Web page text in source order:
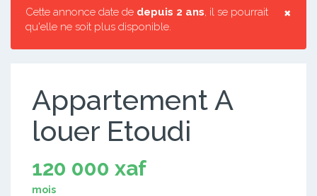
×
Cette annonce date de depuis 2 ans, il se pourrait
qu'elle ne soit plus disponible.
Appartement A
louer Etoudi
120 000 xaf
mois